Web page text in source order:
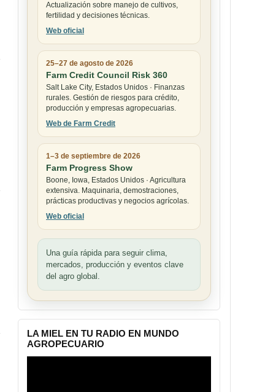
Actualización sobre manejo de cultivos,
fertilidad y decisiones técnicas.
Web oficial
25–27 de agosto de 2026
Farm Credit Council Risk 360
Salt Lake City, Estados Unidos · Finanzas
rurales. Gestión de riesgos para crédito,
producción y empresas agropecuarias.
Web de Farm Credit
1–3 de septiembre de 2026
Farm Progress Show
Boone, Iowa, Estados Unidos · Agricultura
extensiva. Maquinaria, demostraciones,
prácticas productivas y negocios agrícolas.
Web oficial
Una guía rápida para seguir clima,
mercados, producción y eventos clave
del agro global.
LA MIEL EN TU RADIO EN MUNDO
AGROPECUARIO